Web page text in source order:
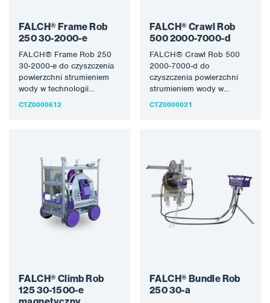
FALCH® Frame Rob
250 30-2000-e
FALCH® Frame Rob 250
30-2000-e do czyszczenia
powierzchni strumieniem
wody w technologii
FALCH®. Dalsze informacje
CTZ0000612
FALCH® Crawl Rob
500 2000-7000-d
FALCH® Crawl Rob 500
2000-7000-d do
czyszczenia powierzchni
strumieniem wody w
technologii FALCH®.
CTZ0000021
FALCH® Climb Rob
125 30-1500-e
FALCH® Bundle Rob
250 30-a